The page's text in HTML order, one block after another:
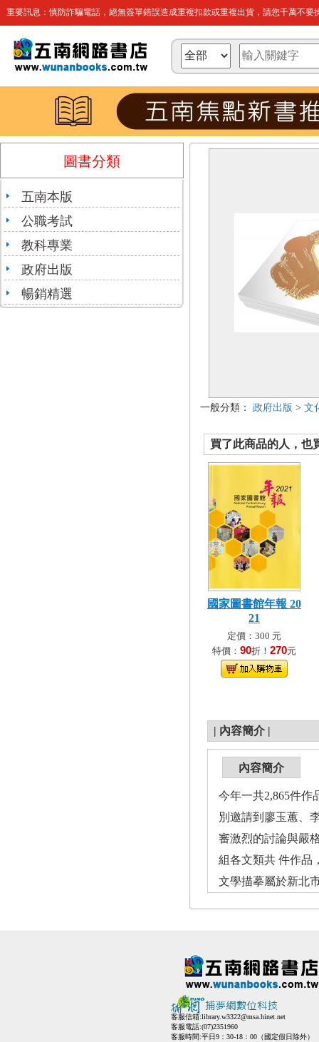
重要訊息：慎防詐騙電話，絕無簽單錯誤造成重複扣款或重複出貨，請您千萬不要
圖書分類
五南本版
公職考試
教科專業
政府出版
暢銷精選
一般分類： 政府出版 > 文
買了此商品的人，也
國家圖書館年報 20
21
定價：300 元
特價： 90折！ 270元
| 內容簡介 |
內容簡介
今年一共2,865件作
別邀請到廖玉蕙、
審激烈的討論與嚴
組各文類共 件作品
文學描摹屬於新北
客服信箱:library.w3322@msa.hinet.net
客服電話:(07)2351960
客服時間:平日9：30-18：00（國定假日除外）